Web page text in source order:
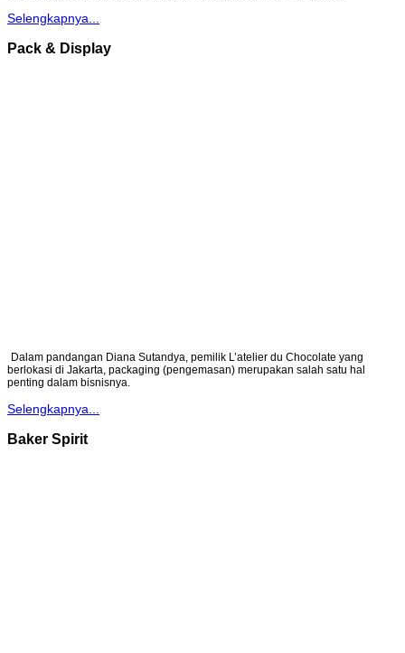
Selengkapnya...
Pack & Display
Dalam pandangan Diana Sutandya, pemilik L’atelier du Chocolate yang
berlokasi di Jakarta, packaging (pengemasan) merupakan salah satu hal
penting dalam bisnisnya.
Selengkapnya...
Baker Spirit